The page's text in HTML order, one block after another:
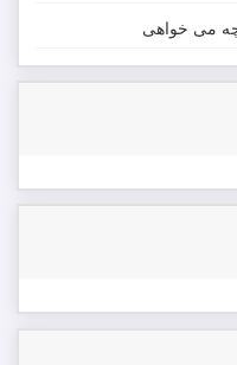
چه می خواهی